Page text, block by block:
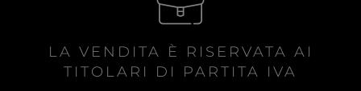
LA VENDITA È RISERVATA AI
TITOLARI DI PARTITA IVA